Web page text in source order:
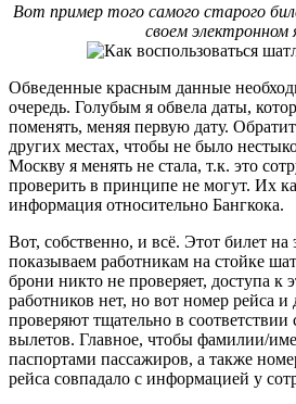
Вот пример того самого старого
своем электронном
Обведенные красным данные
очередь. Голубым я обвела даты,
поменять, меняя первую дату.
других местах, чтобы не было
Москву я менять не стала, т.к. это
проверить в принципе не могут. Их
информация относительно Бангкока.
Вот, собственно, и всё. Этот билет на
показываем работникам на стойке
брони никто не проверяет, доступа к
работников нет, но вот номер рейса и
проверяют тщательно в
вылетов. Главное, чтобы фамилии/
паспортами пассажиров, а также
рейса совпадало с информацией у